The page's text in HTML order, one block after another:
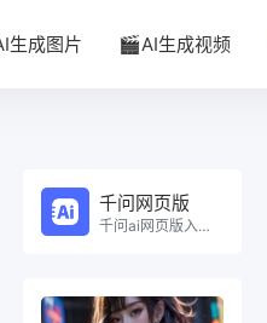
生成图片 🎬AI生成视频
千问网页版
千问ai网页版入口在线使用。